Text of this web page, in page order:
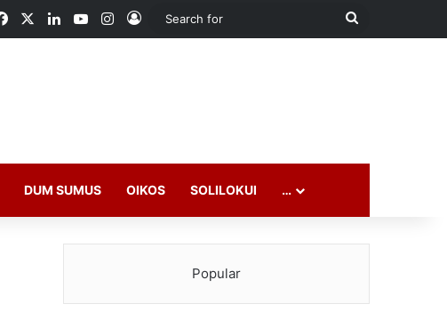
FacebookLinkedInYouTubeInstagram
Log In
Search
DUM SUMUS OIKOS SOLILOKUI …
Popular